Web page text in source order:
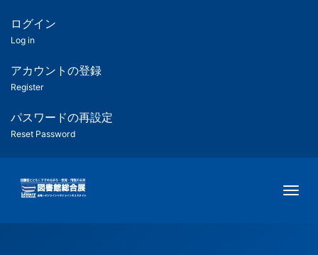
ツ
匿
名
ユ
ー
ー
用
メ
ログイン
Log in
アカウントの登録
Register
パスワードの再設定
Reset Password